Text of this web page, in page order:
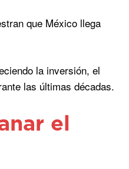
que México llega
la inversión, el
las últimas décadas.
el